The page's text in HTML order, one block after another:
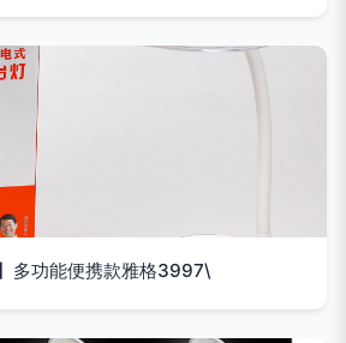
多功能便携款雅格3997\